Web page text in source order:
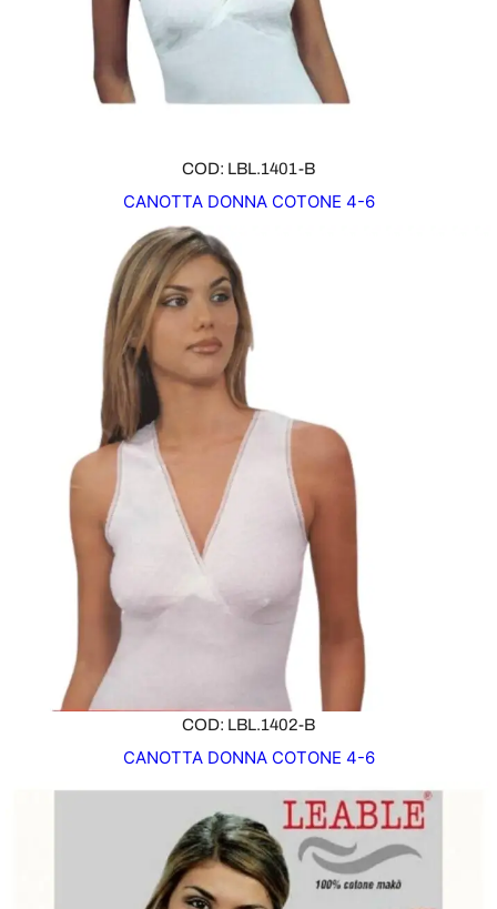
COD: LBL.1401-B
CANOTTA DONNA COTONE 4-6
COD: LBL.1402-B
CANOTTA DONNA COTONE 4-6